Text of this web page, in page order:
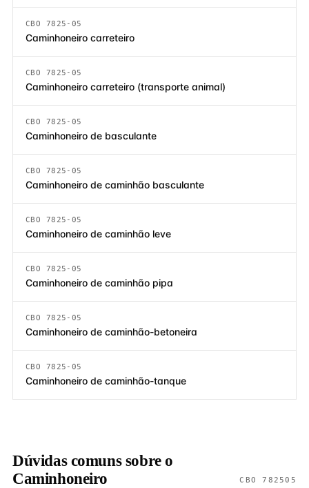
CBO 7825-05
Caminhoneiro carreteiro
CBO 7825-05
Caminhoneiro carreteiro (transporte animal)
CBO 7825-05
Caminhoneiro de basculante
CBO 7825-05
Caminhoneiro de caminhão basculante
CBO 7825-05
Caminhoneiro de caminhão leve
CBO 7825-05
Caminhoneiro de caminhão pipa
CBO 7825-05
Caminhoneiro de caminhão-betoneira
CBO 7825-05
Caminhoneiro de caminhão-tanque
Dúvidas comuns sobre o
Caminhoneiro
CBO 782505